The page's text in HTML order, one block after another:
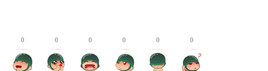
0 0 0 0 0 0